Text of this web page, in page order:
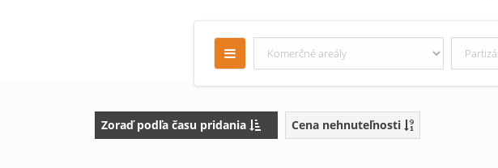
Zoraď podľa času pridania Cena nehnuteľnosti